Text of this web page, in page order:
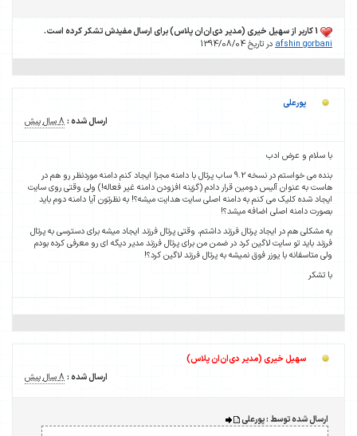
afshin gorbani در تاریخ 1394/08/04
پورعلی
ارسال شده : 8 سال پیش
با سلام و عرض ادب
بنده می خواستم در نسخه 9.2 ساب پرتال با دامنه مجزا ایجاد کنم دامنه موردنظر رو هم در
هاست به عنوان آلیس دومین قرار دادم (گزینه افزودن دامنه غیر فعاله!) ولی وقتی روی سایت
ایجاد شده کلیک می کنم به دامنه اصلی سایت هدایت میشه؟! به نظرتون آیا دامنه دوم باید
بصورت دامنه اصلی اضافه میشد؟!
یه مشکلی هم در ایجاد پرتال فرزند داشتم، وقتی پرتال فرزند ایجاد میشه برای دسترسی به پرتال
فرزند باید تو سایت لاگین کرد در ضمن من برای پرتال فرزند مدیر دیگه ای رو معرفی کرده بودم
ولی متاسفانه با یوزر فوق نمیشه به پرتال فرزند لاگین کرد؟!
با تشکر
سهیل خیری (مدیر دی‌ان‌ان پلاس)
ارسال شده : 8 سال پیش
ارسال شده توسط : پورعلی